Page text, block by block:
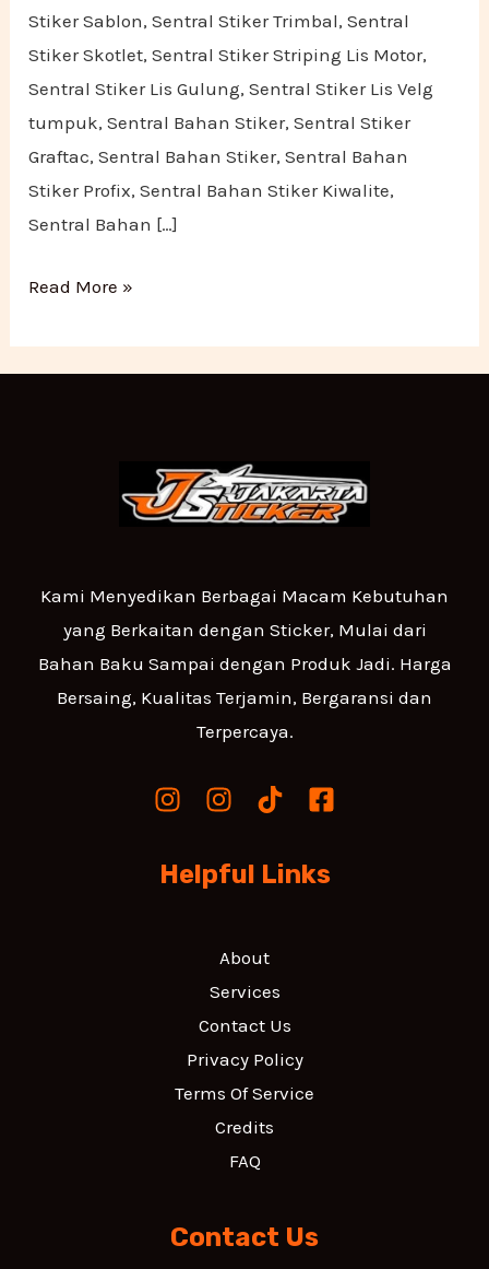
Stiker Sablon, Sentral Stiker Trimbal, Sentral
Stiker Skotlet, Sentral Stiker Striping Lis Motor,
Sentral Stiker Lis Gulung, Sentral Stiker Lis Velg
tumpuk, Sentral Bahan Stiker, Sentral Stiker
Graftac, Sentral Bahan Stiker, Sentral Bahan
Stiker Profix, Sentral Bahan Stiker Kiwalite,
Sentral Bahan […]
Read More »
Kami Menyedikan Berbagai Macam Kebutuhan
yang Berkaitan dengan Sticker, Mulai dari
Bahan Baku Sampai dengan Produk Jadi. Harga
Bersaing, Kualitas Terjamin, Bergaransi dan
Terpercaya.
Helpful Links
About
Services
Contact Us
Privacy Policy
Terms Of Service
Credits
FAQ
Contact Us